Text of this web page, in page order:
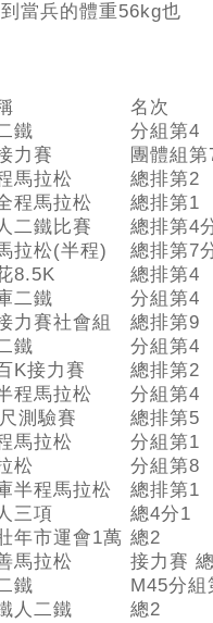
當兵的體重56kg也
名次
鐵
分組第4
力賽
團體組第
馬拉松
總排第2
程馬拉松
總排第1
二鐵比賽
總排第4
拉松(半程)
總排第7
8.5K
總排第4
二鐵
分組第4
力賽社會組
總排第9
鐵
分組第4
K接力賽
總排第2
程馬拉松
分組第4
測驗賽
總排第5
馬拉松
分組第1
松
分組第8
半程馬拉松
總排第1
三項
總4分1
年市運會1萬 總2
馬拉松
接力賽
鐵
M45分組
人二鐵
總2